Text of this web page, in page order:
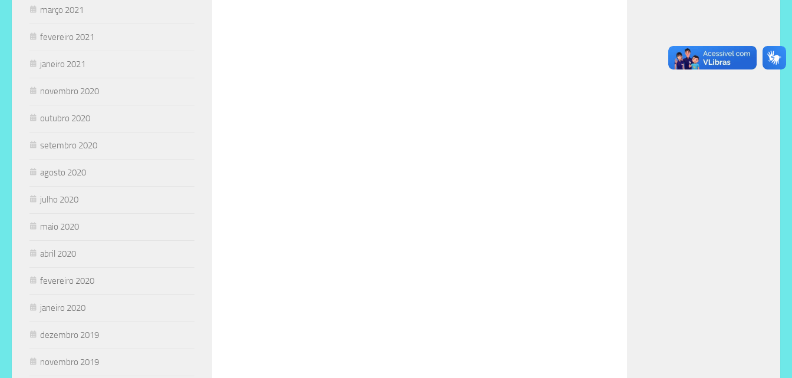
março 2021
fevereiro 2021
janeiro 2021
novembro 2020
outubro 2020
setembro 2020
agosto 2020
julho 2020
maio 2020
abril 2020
fevereiro 2020
janeiro 2020
dezembro 2019
novembro 2019